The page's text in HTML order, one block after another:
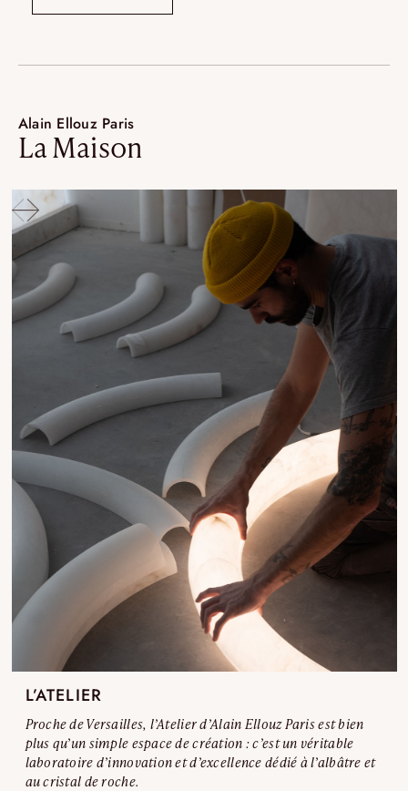
Alain Ellouz Paris
La Maison
L’ATELIER
Proche de Versailles, l’Atelier d’Alain Ellouz Paris est bien
plus qu’un simple espace de création : c’est un véritable
laboratoire d’innovation et d’excellence dédié à l’albâtre et
au cristal de roche.